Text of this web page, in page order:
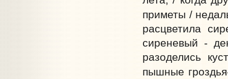
приметы /
расцветила
сиреневый -
разоделись
пышные